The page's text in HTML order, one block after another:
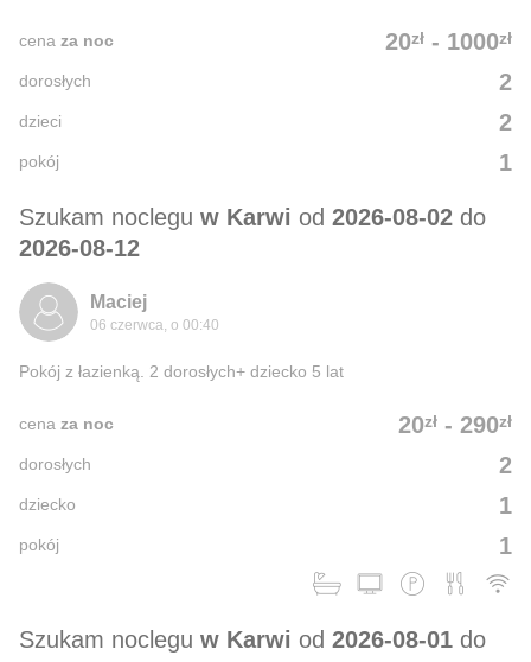
20zł - 1000zł
cena za noc
2
dorosłych
2
dzieci
1
pokój
Szukam noclegu w Karwi od 2026-08-02 do
2026-08-12
Maciej
06 czerwca, o 00:40
Pokój z łazienką. 2 dorosłych+ dziecko 5 lat
20zł - 290zł
cena za noc
2
dorosłych
1
dziecko
1
pokój
Szukam noclegu w Karwi od 2026-08-01 do